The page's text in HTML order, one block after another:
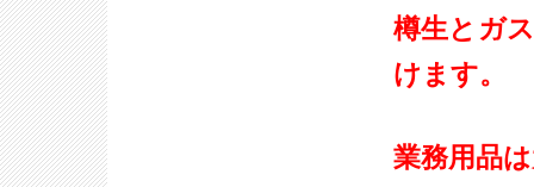
樽生とガ
けます。
業務用品